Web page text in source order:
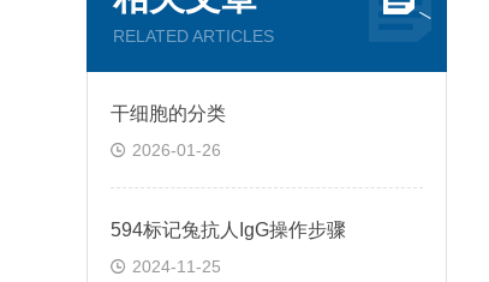
RELATED ARTICLES
干细胞的分类
2026-01-26
594标记兔抗人IgG操作步骤
2024-11-25